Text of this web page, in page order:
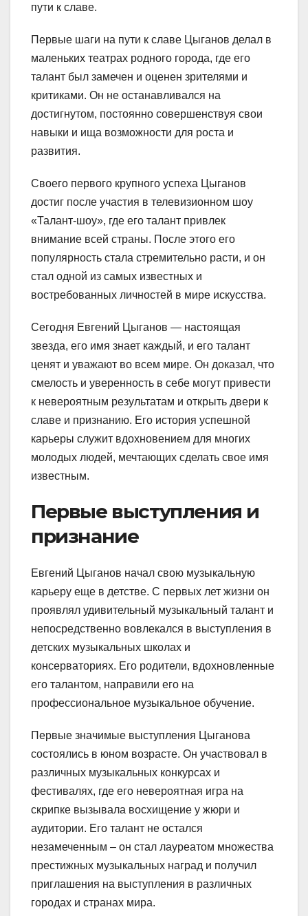
пути к славе.
Первые шаги на пути к славе Цыганов делал в
маленьких театрах родного города, где его
талант был замечен и оценен зрителями и
критиками. Он не останавливался на
достигнутом, постоянно совершенствуя свои
навыки и ища возможности для роста и
развития.
Своего первого крупного успеха Цыганов
достиг после участия в телевизионном шоу
«Талант-шоу», где его талант привлек
внимание всей страны. После этого его
популярность стала стремительно расти, и он
стал одной из самых известных и
востребованных личностей в мире искусства.
Сегодня Евгений Цыганов — настоящая
звезда, его имя знает каждый, и его талант
ценят и уважают во всем мире. Он доказал, что
смелость и уверенность в себе могут привести
к невероятным результатам и открыть двери к
славе и признанию. Его история успешной
карьеры служит вдохновением для многих
молодых людей, мечтающих сделать свое имя
известным.
Первые выступления и
признание
Евгений Цыганов начал свою музыкальную
карьеру еще в детстве. С первых лет жизни он
проявлял удивительный музыкальный талант и
непосредственно вовлекался в выступления в
детских музыкальных школах и
консерваториях. Его родители, вдохновленные
его талантом, направили его на
профессиональное музыкальное обучение.
Первые значимые выступления Цыганова
состоялись в юном возрасте. Он участвовал в
различных музыкальных конкурсах и
фестивалях, где его невероятная игра на
скрипке вызывала восхищение у жюри и
аудитории. Его талант не остался
незамеченным – он стал лауреатом множества
престижных музыкальных наград и получил
приглашения на выступления в различных
городах и странах мира.